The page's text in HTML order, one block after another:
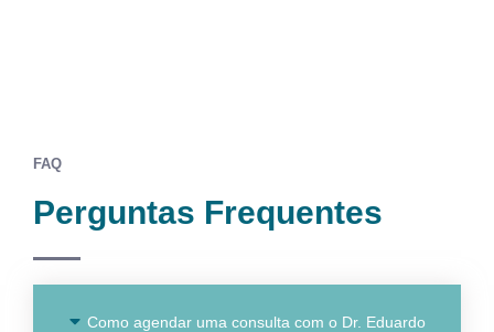
FAQ
Perguntas Frequentes
Como agendar uma consulta com o Dr. Eduardo